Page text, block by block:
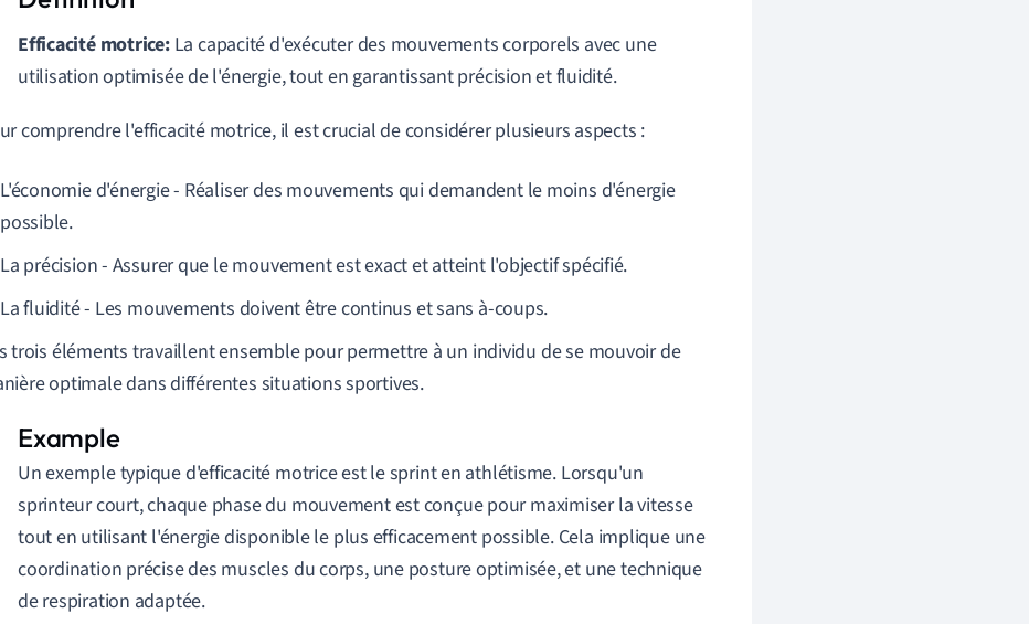
Efficacité motrice:La capacité d'exécuter des mouvements corporels avec une
utilisation optimisée de l'énergie, tout en garantissant précision et fluidité.
comprendre l'efficacité motrice, il est crucial de considérer plusieurs aspects :
L'économie d'énergie - Réaliser des mouvements qui demandent le moins d'énergie
possible.
La précision - Assurer que le mouvement est exact et atteint l'objectif spécifié.
La fluidité - Les mouvements doivent être continus et sans à-coups.
trois éléments travaillent ensemble pour permettre à un individu de se mouvoir de
optimale dans différentes situations sportives.
Un exemple typique d'efficacité motrice est le sprint en athlétisme. Lorsqu'un
sprinteur court, chaque phase du mouvement est conçue pour maximiser la vitesse
tout en utilisant l'énergie disponible le plus efficacement possible. Cela implique une
coordination précise des muscles du corps, une posture optimisée, et une technique
de respiration adaptée.